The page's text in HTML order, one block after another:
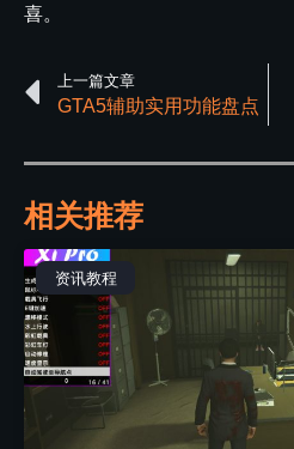
喜。
上一篇文章
GTA5辅助实用功能盘点
相关推荐
资讯教程